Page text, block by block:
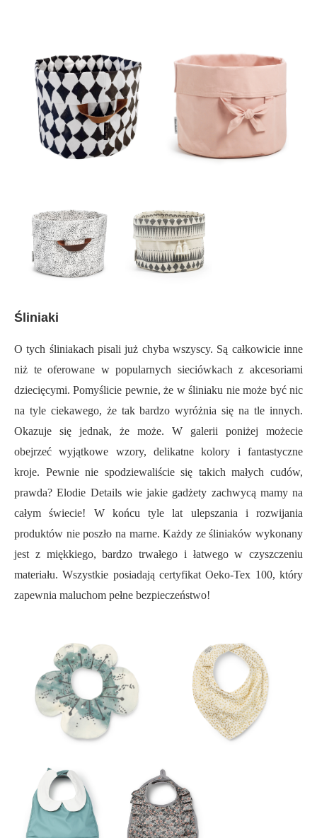
Śliniaki
O tych śliniakach pisali już chyba wszyscy. Są całkowicie inne
niż te oferowane w popularnych sieciówkach z akcesoriami
dziecięcymi. Pomyślicie pewnie, że w śliniaku nie może być nic
na tyle ciekawego, że tak bardzo wyróżnia się na tle innych.
Okazuje się jednak, że może. W galerii poniżej możecie
obejrzeć wyjątkowe wzory, delikatne kolory i fantastyczne
kroje. Pewnie nie spodziewaliście się takich małych cudów,
prawda? Elodie Details wie jakie gadżety zachwycą mamy na
całym świecie! W końcu tyle lat ulepszania i rozwijania
produktów nie poszło na marne. Każdy ze śliniaków wykonany
jest z miękkiego, bardzo trwałego i łatwego w czyszczeniu
materiału. Wszystkie posiadają certyfikat Oeko-Tex 100, który
zapewnia maluchom pełne bezpieczeństwo!